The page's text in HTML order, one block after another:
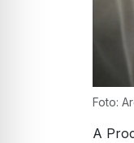
Foto:
A